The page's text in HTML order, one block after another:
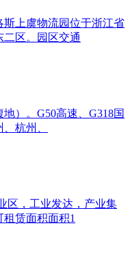
上虞物流园位于浙江省
区。园区交通
）。G50高速、G318国
杭州、
区，工业发达，产业集
赁面积面积1